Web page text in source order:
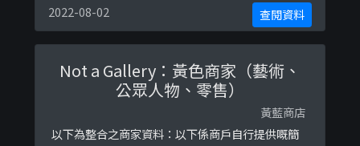
https://www.facebook.com/astroosim/posts/
2419442024954459https://www.facebook.com
/astroosim/posts/2437888933109768https: ...
2022-08-02 查閱資料
Not a Gallery：黃色商家（藝術、
公眾人物、零售）
黃藍商店
以下為整合之商家資料：以下係商戶自行提供嘅簡